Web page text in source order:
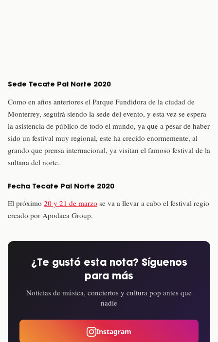
Sede Tecate Pal Norte 2020
Como en años anteriores el Parque Fundidora de la ciudad de
Monterrey, seguirá siendo la sede del evento, y esta vez se espera
la asistencia de público de todo el mundo, ya que a pesar de haber
sido un festival muy regional, este ha crecido enormemente, al
grando que prensa internacional, ya visitan el famoso festival de la
sultana del norte.
Fecha Tecate Pal Norte 2020
El próximo 20 y 21 de marzo se va a llevar a cabo el festival regio
creado por Apodaca Group.
¿Te gustó esta nota? Síguenos
para más
Noticias de música, conciertos y cultura pop antes que
nadie
Instagram